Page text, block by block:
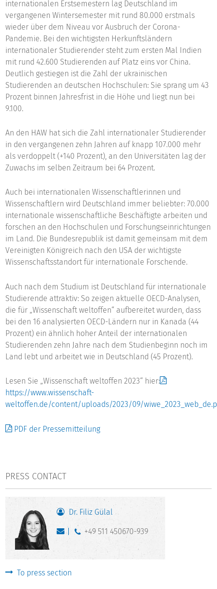
internationalen Erstsemestern lag Deutschland im
vergangenen Wintersemester mit rund 80.000 erstmals
wieder über dem Niveau vor Ausbruch der Corona-
Pandemie. Bei den wichtigsten Herkunftsländern
internationaler Studierender steht zum ersten Mal Indien
mit rund 42.600 Studierenden auf Platz eins vor China.
Deutlich gestiegen ist die Zahl der ukrainischen
Studierenden an deutschen Hochschulen: Sie sprang um 43
Prozent binnen Jahresfrist in die Höhe und liegt nun bei
9.100.
An den HAW hat sich die Zahl internationaler Studierender
in den vergangenen zehn Jahren auf knapp 107.000 mehr
als verdoppelt (+140 Prozent), an den Universitäten lag der
Zuwachs im selben Zeitraum bei 64 Prozent.
Auch bei internationalen Wissenschaftlerinnen und
Wissenschaftlern wird Deutschland immer beliebter: 70.000
internationale wissenschaftliche Beschäftigte arbeiten und
forschen an den Hochschulen und Forschungseinrichtungen
im Land. Die Bundesrepublik ist damit gemeinsam mit dem
Vereinigten Königreich nach den USA der wichtigste
Wissenschaftsstandort für internationale Forschende.
Auch nach dem Studium ist Deutschland für internationale
Studierende attraktiv: So zeigen aktuelle OECD-Analysen,
die für „Wissenschaft weltoffen“ aufbereitet wurden, dass
bei den 16 analysierten OECD-Ländern nur in Kanada (44
Prozent) ein ähnlich hoher Anteil der internationalen
Studierenden zehn Jahre nach dem Studienbeginn noch im
Land lebt und arbeitet wie in Deutschland (45 Prozent).
Lesen Sie „Wissenschaft weltoffen 2023“ hier:
https://www.wissenschaft-
weltoffen.de/content/uploads/2023/09/
PDF der Pressemitteilung
PRESS CONTACT
Dr. Filiz Gülal
+49 511 450670-939
To press section